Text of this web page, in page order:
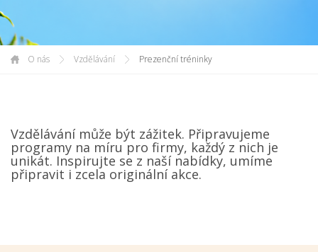
O nás Vzdělávání Prezenční tréninky
Vzdělávání může být zážitek. Připravujeme
programy na míru pro firmy, každý z nich je
unikát. Inspirujte se z naší nabídky, umíme
připravit i zcela originální akce.